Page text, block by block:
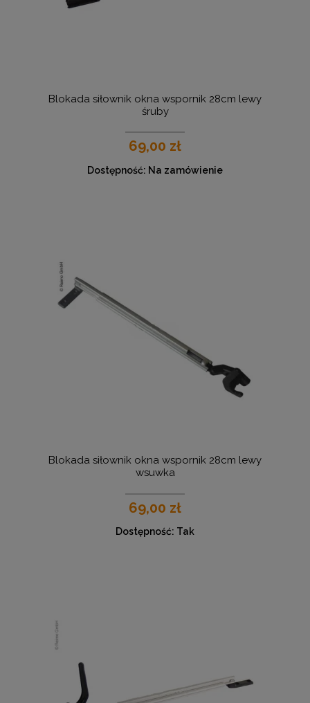
Blokada siłownik okna wspornik 28cm lewy
śruby
69,00 zł
Dostępność: Na zamówienie
Blokada siłownik okna wspornik 28cm lewy
wsuwka
69,00 zł
Dostępność: Tak